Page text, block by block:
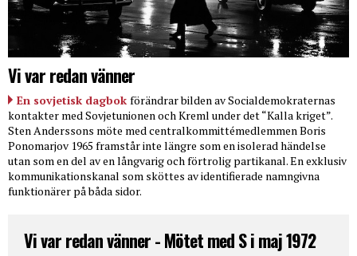
Vi var redan vänner
En sovjetisk dagbok förändrar bilden av Socialdemokraternas
kontakter med Sovjetunionen och Kreml under det “Kalla kriget”.
Sten Anderssons möte med centralkommittémedlemmen Boris
Ponomarjov 1965 framstår inte längre som en isolerad händelse
utan som en del av en långvarig och förtrolig partikanal. En exklusiv
kommunikationskanal som sköttes av identifierade namngivna
funktionärer på båda sidor.
Vi var redan vänner - Mötet med S i maj 1972